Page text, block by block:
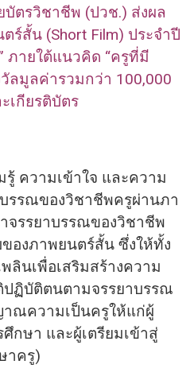
บัตรวิชาชีพ (ปวช.) ส่งผล
ร์สั้น (Short Film) ประจำปี
ภายใต้แนวคิด “ครูที่มี
วัลมูลค่ารวมกว่า 100,000
เกียรติบัตร
ความเข้าใจ และความ
รรณของวิชาชีพครูผ่านภา
จรรยาบรรณของวิชาชีพ
องภาพยนตร์สั้น ซึ่งให้ทั้ง
พลินเพื่อเสริมสร้างความ
ปฏิบัติตนตามจรรยาบรรณ
ณความเป็นครูให้แก่ผู้
กษา และผู้เตรียมเข้าสู่
าครู)